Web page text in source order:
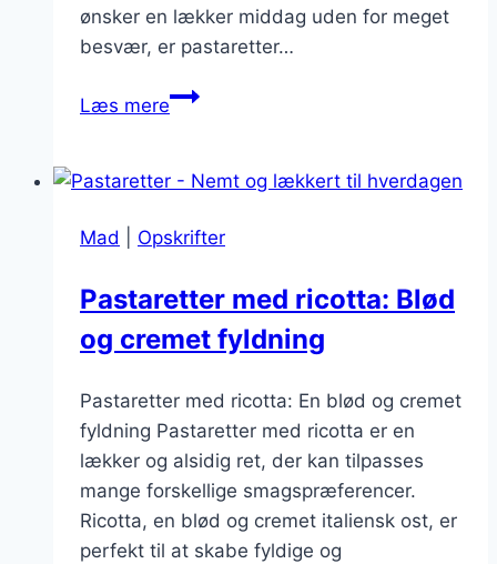
ønsker en lækker middag uden for meget
besvær, er pastaretter…
Læs merePastaretter
travle
Mad
Opskrifter
Pastaretter med ricotta: Blød
og cremet fyldning
Pastaretter med ricotta: En blød og cremet
fyldning Pastaretter med ricotta er en
lækker og alsidig ret, der kan tilpasses
mange forskellige smagspræferencer.
Ricotta, en blød og cremet italiensk ost, er
perfekt til at skabe fyldige og